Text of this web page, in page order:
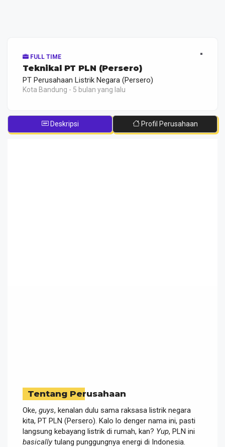
FULL TIME
Teknikal PT PLN (Persero)
PT Perusahaan Listrik Negara (Persero)
Kota Bandung - 5 bulan yang lalu
Deskripsi Profil Perusahaan
Tentang Perusahaan
Oke, guys, kenalan dulu sama raksasa listrik negara
kita, PT PLN (Persero). Kalo lo denger nama ini, pasti
langsung kebayang listrik di rumah, kan? Yup, PLN ini
basicallytulang punggungnya energi di Indonesia.